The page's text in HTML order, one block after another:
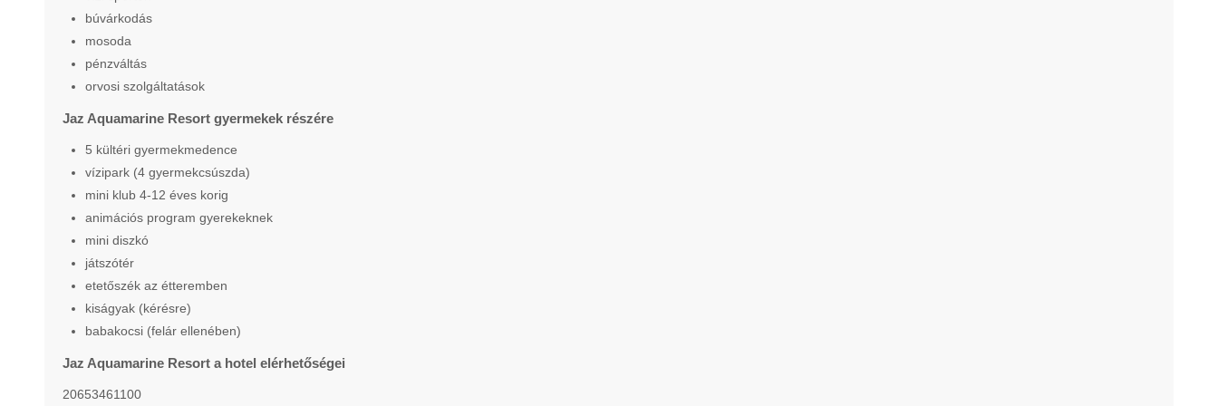
búvárkodás
mosoda
pénzváltás
orvosi szolgáltatások
Jaz Aquamarine Resort gyermekek részére
5 kültéri gyermekmedence
vízipark (4 gyermekcsúszda)
mini klub 4-12 éves korig
animációs program gyerekeknek
mini diszkó
játszótér
etetőszék az étteremben
kiságyak (kérésre)
babakocsi (felár ellenében)
Jaz Aquamarine Resort a hotel elérhetőségei
20653461100